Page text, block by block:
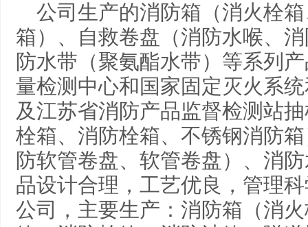
公司生产的消防箱（消火栓
箱）、自救卷盘（消防水喉、
防水带（聚氨酯水带）等系列
量检测中心和国家固定灭火系
及江苏省消防产品监督检测站
栓箱、消防栓箱、不锈钢消防
防软管卷盘、软管卷盘）、消
品设计合理，工艺优良，管理
公司，主要生产：消防箱（消